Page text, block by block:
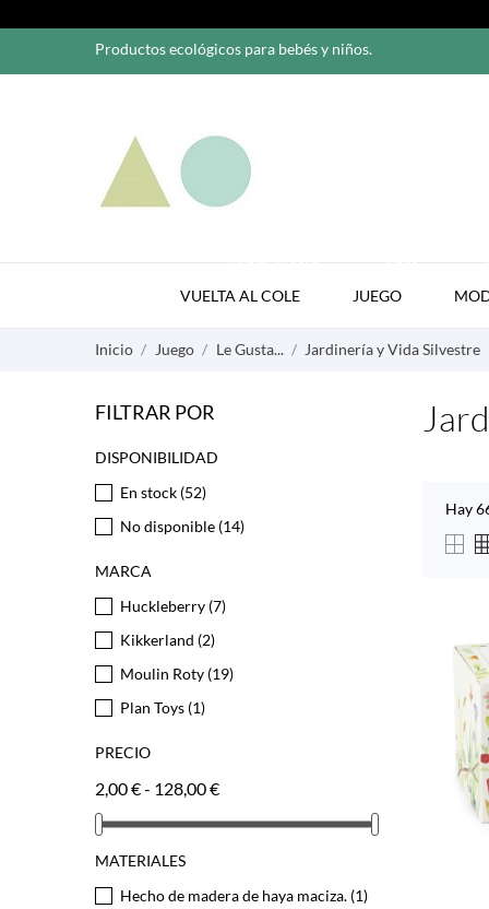
Productos ecológicos para bebés y niños.
VUELTA AL COLE JUEGO
Inicio Juego Le Gusta... Jardinería y Vida Silvestre
FILTRAR POR
DISPONIBILIDAD
En stock (52)
No disponible (14)
MARCA
Huckleberry (7)
Kikkerland (2)
Moulin Roty (19)
Plan Toys (1)
PRECIO
2,00 € - 128,00 €
MATERIALES
Hecho de madera de haya maciza. (1)
Hay